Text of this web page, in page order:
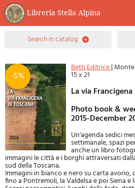
Libreria Stella Alpina
0Item(s) In Your Cart
Facebook
Create Account
search in catalog
-5%
Betti Editrice|
15 x 21
La via
Photo book & weekly planner (September
2015-December
Un'agenda sedici
settimanale, spazi
anche un libro
immagini le città e i borghi attraversati
sud della Toscana.
Immagini in bianco e nero su carta avorio,
fino a Pontremoli, la Valdelsa e poi Siena e